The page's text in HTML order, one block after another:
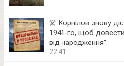
☠️ Корнілов знову
1941‑го, щоб
від народження”.
22:41